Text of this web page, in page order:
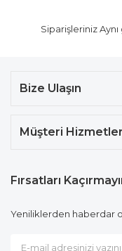
Siparişleriniz
Bize Ulaşın
Müşteri
Fırsatları
Yeniliklerden haberdar